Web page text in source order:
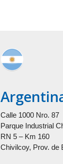
Calle 1000 Nro. 87
Parque Industrial
RN 5 – Km 160
Chivilcoy, Prov. de